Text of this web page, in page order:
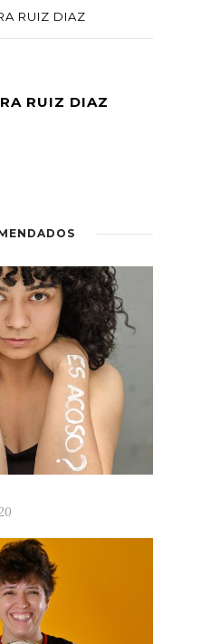
RUIZ DIAZ
RUIZ DIAZ